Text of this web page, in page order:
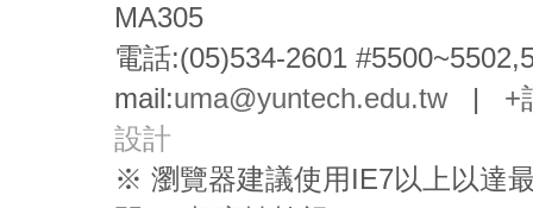
MA305
電話:(05)534-2601
mail:uma@yuntech.edu.tw| +
設計
※ 瀏覽器建議使用IE7以上以達